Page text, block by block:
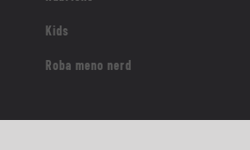
Kids
Roba meno nerd